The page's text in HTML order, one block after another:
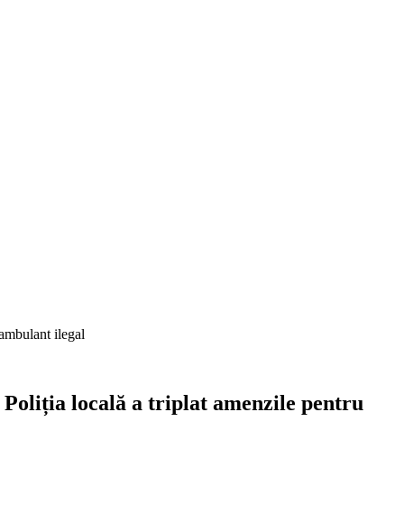
ilegal
Poliția locală a triplat amenzile pentru